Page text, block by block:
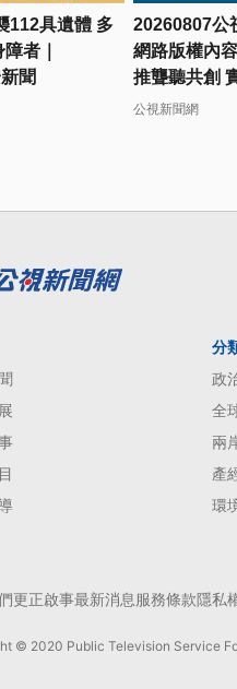
112具遺體 多
者｜
聞
20260807公
網路版權內
推聾聽共創
出
公視新聞網
分
政
全
兩
產
環
更正啟事最新消息服務條款隱私
© 2020 Public Television Service